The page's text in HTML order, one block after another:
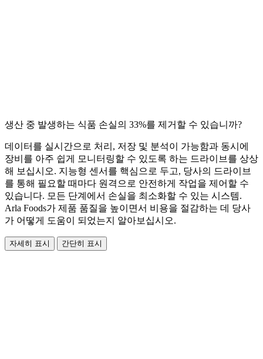
생산 중 발생하는 식품 손실의 33%를 제거할 수 있습니까?
데이터를 실시간으로 처리, 저장 및 분석이 가능함과 동시에
장비를 아주 쉽게 모니터링할 수 있도록 하는 드라이브를 상상
해 보십시오. 지능형 센서를 핵심으로 두고, 당사의 드라이브
를 통해 필요할 때마다 원격으로 안전하게 작업을 제어할 수
있습니다. 모든 단계에서 손실을 최소화할 수 있는 시스템.
Arla Foods가 제품 품질을 높이면서 비용을 절감하는 데 당사
가 어떻게 도움이 되었는지 알아보십시오.
자세히 표시 간단히 표시